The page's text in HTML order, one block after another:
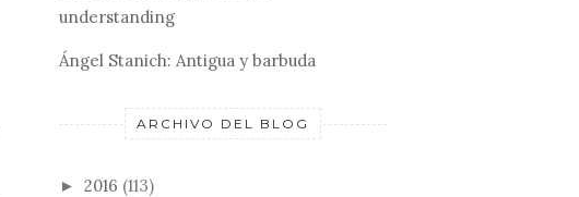
understanding
Ángel Stanich: Antigua y barbuda
ARCHIVO DEL BLOG
► 2016 (113)